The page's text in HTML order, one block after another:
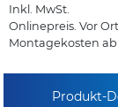
Inkl. MwSt.
Onlinepreis. Vor
Montagekosten ab
Produkt-